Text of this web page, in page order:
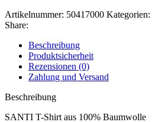
Artikelnummer: 50417000 Kategorien:
Share:
Beschreibung
Produktsicherheit
Rezensionen (0)
Zahlung und Versand
Beschreibung
SANTI T-Shirt aus 100% Baumwolle